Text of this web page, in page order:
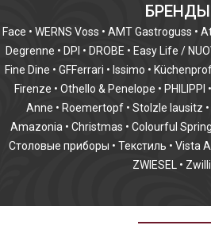
БРЕНДЫ
Face • WERNS Voss • AMT Gastroguss •
Degrenne • DPI • DROBE • Easy Life /
Fine Dine • GFFerrari • Issimo •
Firenze • Othello & Penelope • PHILIPPI •
Anne • Roemertopf • Stolzle lausitz •
Amazonia • Christmas • Colourful Spring
Столовые приборы • Текстиль • Vista
ZWIESEL
•